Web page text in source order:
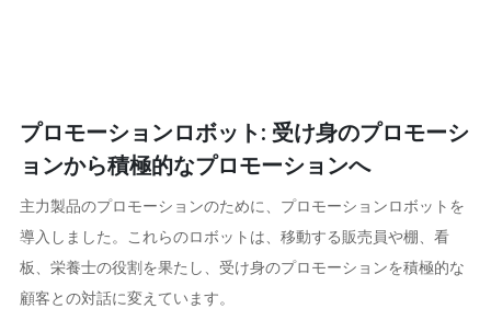
プロモーションロボット: 受け身のプロモーシ
ョンから積極的なプロモーションへ
主力製品のプロモーションのために、プロモーションロボットを
導入しました。これらのロボットは、移動する販売員や棚、看
板、栄養士の役割を果たし、受け身のプロモーションを積極的な
顧客との対話に変えています。